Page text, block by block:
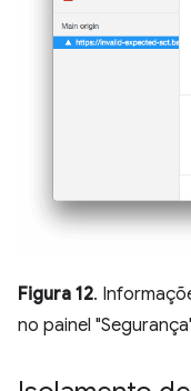
Figura 12.
no painel